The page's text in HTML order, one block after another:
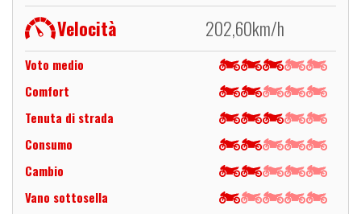
Velocità
202,60km/h
Voto medio
Comfort
Tenuta di strada
Consumo
Cambio
Vano sottosella